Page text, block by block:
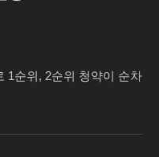
1순위, 2순위 청약이 순차